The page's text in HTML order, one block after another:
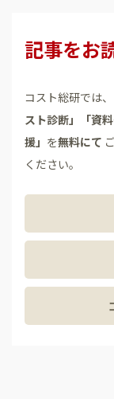
記事をお
コスト総研では
スト診断」「資
援」 を無料にて
ください。